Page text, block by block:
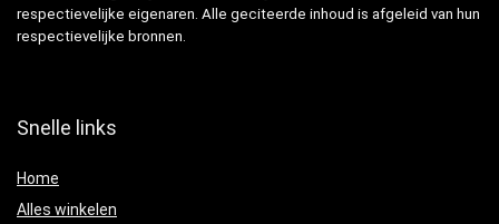
respectievelijke eigenaren. Alle geciteerde inhoud is afgeleid van hun
respectievelijke bronnen.
Snelle links
Home
Alles winkelen